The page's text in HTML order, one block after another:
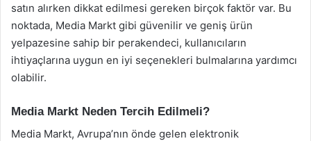
satın alırken dikkat edilmesi gereken birçok faktör var. Bu
noktada, Media Markt gibi güvenilir ve geniş ürün
yelpazesine sahip bir perakendeci, kullanıcıların
ihtiyaçlarına uygun en iyi seçenekleri bulmalarına yardımcı
olabilir.
Media Markt Neden Tercih Edilmeli?
Media Markt, Avrupa’nın önde gelen elektronik